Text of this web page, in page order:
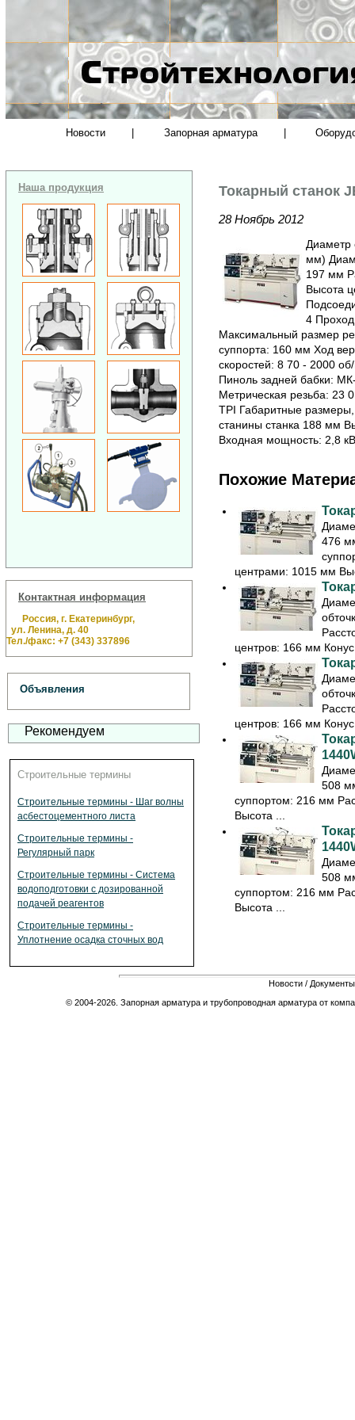
Новости Запорная арматура
Наша продукция
Контактная информация
Россия, г. Екатеринбург,
ул. Ленина, д. 40
Тел./факс: +7 (343) 337896
Объявления
Рекомендуем
Строительные термины
Строительные термины - Шаг волны
асбестоцементного листа
Строительные термины -
Регулярный парк
Строительные термины - Система
водоподготовки с дозированной
подачей реагентов
Строительные термины -
Уплотнение осадка сточных вод
Токарный станок
28 Ноябрь 2012
Диаметр
мм)
197 мм
Высота
4
Максимальный размер
суппорта: 160 мм Ход
скоростей: 8 70 - 2000
Пиноль задней бабки:
Метрическая резьба: 23
TPI Габаритные
станины станка 188 мм
Входная мощность: 2,8
Похожие
476
центрами: 1015 мм
центров: 166 мм
центров: 166 мм
508
суппортом: 216 мм
Высота ...
508
суппортом: 216 мм
Высота ...
Новости / Документы
© 2004-2026. Запорная арматура и трубопроводная арматура от